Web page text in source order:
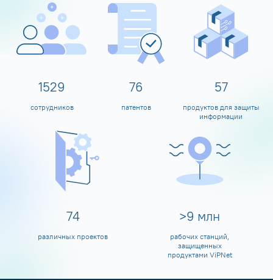
1600
сотрудников
80
патентов
60
продуктов для защиты
информации
80
различных проектов
>10 млн
рабочих станций,
защищенных
продуктами ViPNet